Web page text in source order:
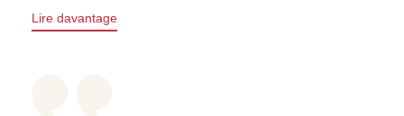
Lire davantage